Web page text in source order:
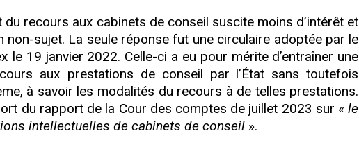
du recours aux cabinets de conseil suscite moins d’intérêt et
non-sujet. La seule réponse fut une circulaire adoptée par le
le 19 janvier 2022. Celle-ci a eu pour mérite d’entraîner une
aux prestations de conseil par l’État sans toutefois
à savoir les modalités du recours à de telles prestations.
du rapport de la Cour des comptes de juillet 2023 sur «le
intellectuelles de cabinets de conseil».